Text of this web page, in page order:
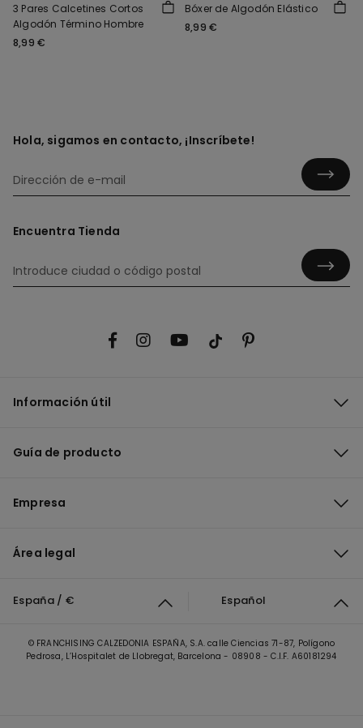
3 Pares Calcetines Cortos
Algodón Término Hombre
8,99 €
Bóxer de Algodón Elástico
8,99 €
Hola, sigamos en contacto, ¡Inscríbete!
Encuentra Tienda
Información útil
Guía de producto
Empresa
Área legal
España / € Español
© FRANCHISING CALZEDONIA ESPAÑA, S.A. calle Ciencias 71-87, Polígono
Pedrosa, L’Hospitalet de Llobregat, Barcelona - 08908 - C.I.F. A60181294